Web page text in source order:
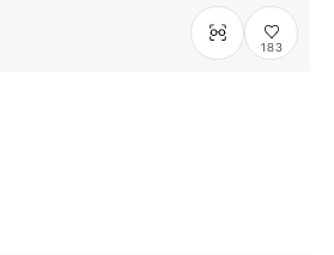
183